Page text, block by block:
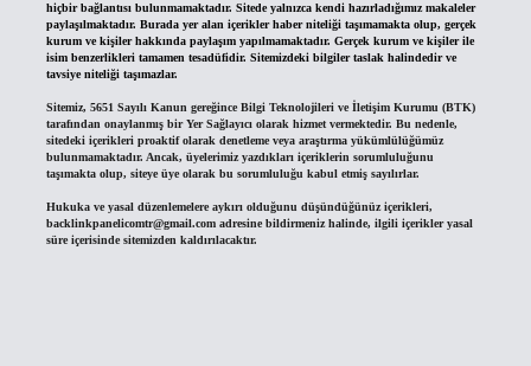
hiçbir bağlantısı bulunmamaktadır. Sitede yalnızca kendi hazırladığımız makaleler
paylaşılmaktadır. Burada yer alan içerikler haber niteliği taşımamakta olup, gerçek
kurum ve kişiler hakkında paylaşım yapılmamaktadır. Gerçek kurum ve kişiler ile
isim benzerlikleri tamamen tesadüfidir. Sitemizdeki bilgiler taslak halindedir ve
tavsiye niteliği taşımazlar.
Sitemiz, 5651 Sayılı Kanun gereğince Bilgi Teknolojileri ve İletişim Kurumu (BTK)
tarafından onaylanmış bir Yer Sağlayıcı olarak hizmet vermektedir. Bu nedenle,
sitedeki içerikleri proaktif olarak denetleme veya araştırma yükümlülüğümüz
bulunmamaktadır. Ancak, üyelerimiz yazdıkları içeriklerin sorumluluğunu
taşımakta olup, siteye üye olarak bu sorumluluğu kabul etmiş sayılırlar.
Hukuka ve yasal düzenlemelere aykırı olduğunu düşündüğünüz içerikleri,
backlinkpanelicomtr@gmail.comadresine bildirmeniz halinde, ilgili içerikler yasal
süre içerisinde sitemizden kaldırılacaktır.